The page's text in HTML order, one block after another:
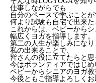
仕事しながらでも
自分のペースで学ぶことが
何より試験も自宅で出来た
これからは、ベビーから
幅広くヨガを指導します。
第二の人生が楽しみになり
私の出来ることで、
皆さんの役に立てたらと思
今はボランティアではじめ
ベビーからシニアのヨガ教
今後ともご指導よろしくお